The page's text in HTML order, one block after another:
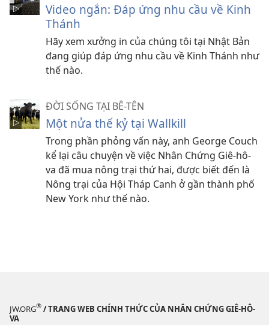
Video ngắn: Đáp ứng nhu cầu về Kinh
Thánh
Hãy xem xưởng in của chúng tôi tại Nhật Bản
đang giúp đáp ứng nhu cầu về Kinh Thánh như
thế nào.
ĐỜI SỐNG TẠI BÊ-TÊN
Một nửa thế kỷ tại Wallkill
Trong phần phỏng vấn này, anh George Couch
kể lại câu chuyện về việc Nhân Chứng Giê-hô-
va đã mua nông trại thứ hai, được biết đến là
Nông trại của Hội Tháp Canh ở gần thành phố
New York như thế nào.
JW.ORG® / TRANG WEB CHÍNH THỨC CỦA NHÂN CHỨNG GIÊ-HÔ-
VA